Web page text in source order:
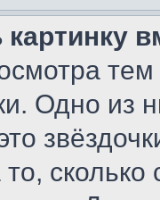
картинку
Одно из